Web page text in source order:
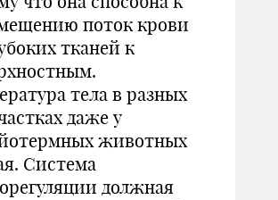
поток крови
тканей к
тела в разных
даже у
животных
Система
должная